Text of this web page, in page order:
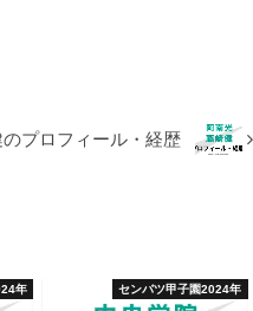
のプロフィール・経歴
年 センバツ甲子園2024年